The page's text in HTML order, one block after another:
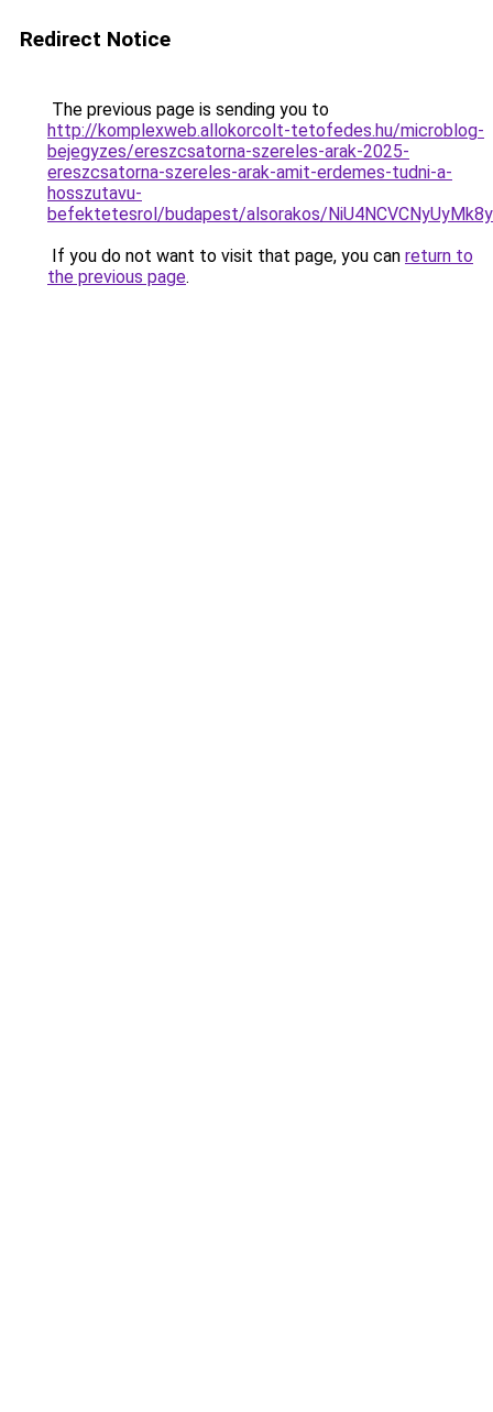
Redirect Notice
The previous page is sending you to
http://komplexweb.allokorcolt-tetofedes.hu/microblog-
bejegyzes/ereszcsatorna-szereles-arak-2025-
ereszcsatorna-szereles-arak-amit-erdemes-tudni-a-
hosszutavu-
befektetesrol/budapest/alsorakos/
If you do not want to visit that page, you can return to
the previous page.